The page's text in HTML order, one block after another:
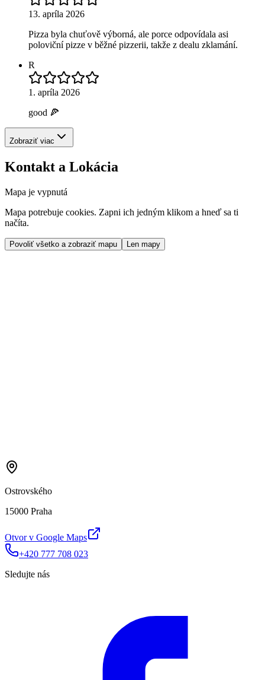
13. apríla 2026
Pizza byla chuťově výborná, ale porce odpovídala asi
poloviční pizze v běžné pizzerii, takže z dealu zklamání.
R
1. apríla 2026
good 🍕
Zobraziť viac
Kontakt a Lokácia
Mapa je vypnutá
Mapa potrebuje cookies. Zapni ich jedným klikom a hneď sa ti
načíta.
Povoliť všetko a zobraziť mapu Len mapy
Ostrovského
15000 Praha
Otvor v Google Maps
+420 777 708 023
Sledujte nás